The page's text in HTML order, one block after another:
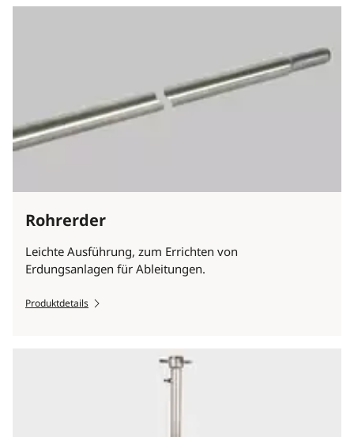
Rohrerder
Leichte Ausführung, zum Errichten von
Erdungsanlagen für Ableitungen.
Produktdetails